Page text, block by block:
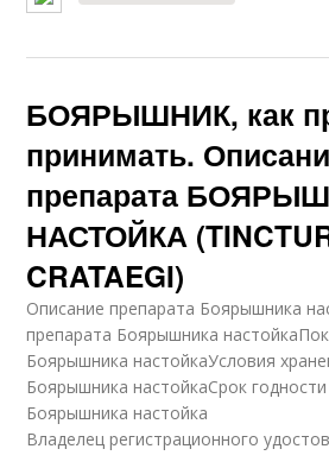
БОЯРЫШНИК, как
принимать.
препарата
НАСТОЙКА
CRATAEGI)
Описание препарата Боярышника
препарата Боярышника
Боярышника настойкаУсловия
Боярышника настойкаСрок
Боярышника настойка
Владелец регистрационного